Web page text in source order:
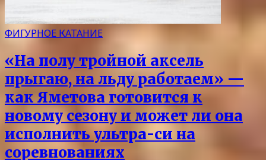
ФИГУРНОЕ КАТАНИЕ
«На полу тройной аксель
прыгаю, на льду работаем» —
как Яметова готовится к
новому сезону и может ли она
исполнить ультра-си на
соревнованиях